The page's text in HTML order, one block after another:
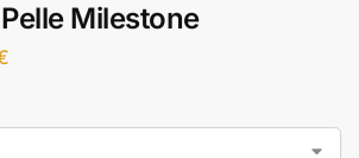
Milestone